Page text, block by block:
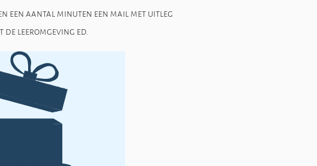
een aantal minuten een mail met uitleg
leeromgeving ed.